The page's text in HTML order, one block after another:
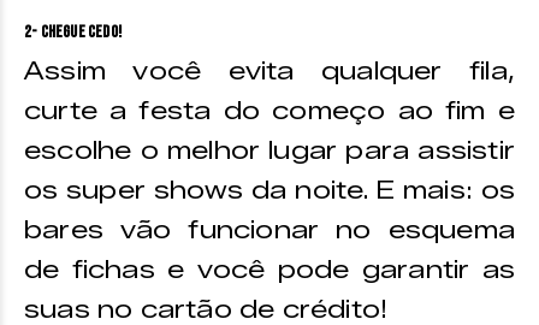
2- Chegue cedo!
Assim você evita qualquer fila,
curte a festa do começo ao fim e
escolhe o melhor lugar para assistir
os super shows da noite. E mais: os
bares vão funcionar no esquema
de fichas e você pode garantir as
suas no cartão de crédito!